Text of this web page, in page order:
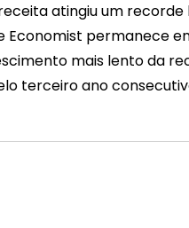
atingiu um
Economist permanece
mais lento da
terceiro ano